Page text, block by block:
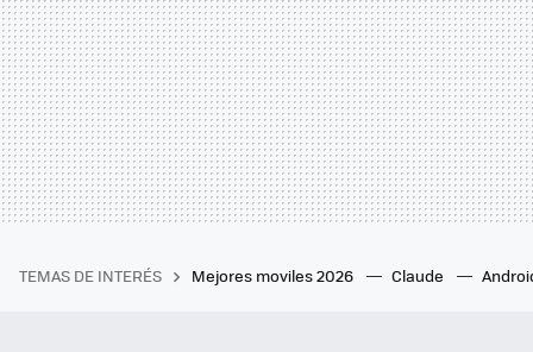
TEMAS DE INTERÉS Mejores moviles 2026 Claude